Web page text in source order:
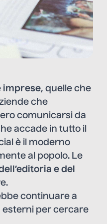
imprese, quelle che
che
comunicarsi da
accade in tutto il
è il moderno
al popolo. Le
e del
continuare a
esterni per cercare